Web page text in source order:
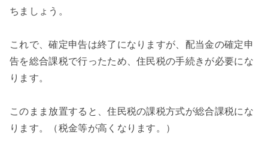
ちましょう。
これで、確定申告は終了になりますが、配当金の確定申
告を総合課税で行ったため、住民税の手続きが必要にな
ります。
このまま放置すると、住民税の課税方式が総合課税にな
ります。（税金等が高くなります。）